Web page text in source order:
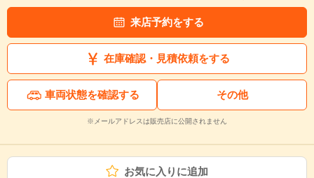
来店予約をする
在庫確認・見積依頼をする
車両状態を確認する その他
※メールアドレスは販売店に公開されません
お気に入りに追加